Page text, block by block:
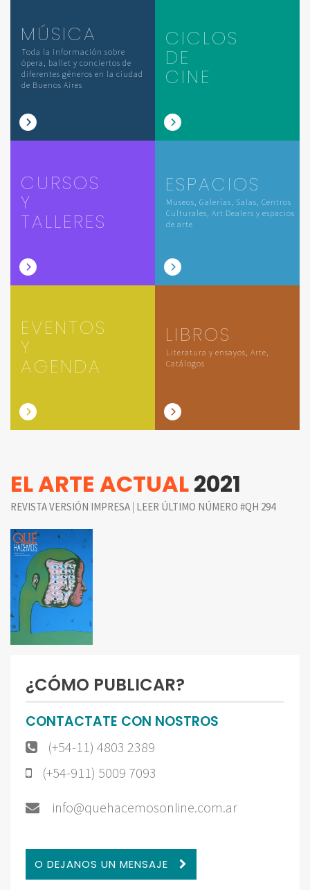
MÚSICA
Toda la información sobre
ópera, ballet y conciertos de
diferentes géneros en la ciudad
de Buenos Aires
CICLOS
DE
CINE
CURSOS
Y
TALLERES
ESPACIOS
Museos, Galerías, Salas, Centros
Culturales, Art Dealers y espacios
de arte
EVENTOS
Y
AGENDA
LIBROS
Literatura y ensayos, Arte,
Catálogos
EL ARTE ACTUAL2021
REVISTA VERSIÓN IMPRESA | LEER ÚLTIMO NÚMERO #QH 294
¿CÓMO PUBLICAR?
CONTACTATE CON NOSTROS
(+54-11) 4803 2389
(+54-911) 5009 7093
info@quehacemosonline.com.ar
O DEJANOS UN MENSAJE